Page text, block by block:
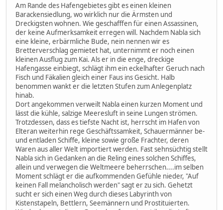
Am Rande des Hafengebietes gibt es einen kleinen
Barackensiedlung, wo wirklich nur die Ärmsten und
Dreckigsten wohnen. Wie geschafffen für einen Assassinen,
der keine Aufmerksamkeit erregen will. Nachdem Nabla sich
eine kleine, erbärmliche Bude, nein nennen wir es
Bretterverschlag gemietet hat, unternimmt er noch einen
kleinen Ausflug zum Kai. Als er in die enge, dreckige
Hafengasse einbiegt, schlägt ihm ein eckelhafter Geruch nach
Fisch und Fäkalien gleich einer Faus ins Gesicht. Halb
benommen wankt er die letzten Stufen zum Anlegenplatz
hinab.
Dort angekommen verweilt Nabla einen kurzen Moment und
lässt die kühle, salzige Meeresluft in seine Lungen strömen.
Trotzdessen, dass es tiefste Nacht ist, herrscht im Hafen von
Elteran weiterhin rege Geschäftssamkeit, Schauermänner be-
und entladen Schiffe, kleine sowie große Frachter, deren
Waren aus aller Welt importiert werden. Fast sehnsüchtig stellt
Nabla sich in Gedanken an die Reling eines solchen Schiffes,
allein und verwegen die Weltmeere beherrschen....im selben
Moment schlägt er die aufkommenden Gefühle nieder, "Auf
keinen Fall melancholisch werden" sagt er zu sich. Gehetzt
sucht er sich einen Weg durch dieses Labyrinth von
Kistenstapeln, Bettlern, Seemännern und Prostituierten.